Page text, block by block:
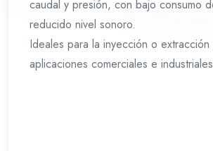
caudal y presión, con bajo consumo
reducido nivel sonoro.
Ideales para la inyección o
aplicaciones comerciales e